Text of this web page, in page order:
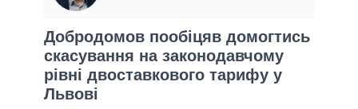
ОГЛЯДИ
ДАЙДЖЕСТИ
ПРЕЗИДЕНТ І ОФІС
ВЕРХОВНА РАДА
КАБІНЕТ МІНІСТРІВ
ГОЛОВИ ОБЛАДМІНІСТРАЦІЙ
МЕРИ МІСТ
ПІДТРИМАТИ
Добродомов пообіцяв домогтись
скасування на законодавчому
рівні двоставкового тарифу у
Львові